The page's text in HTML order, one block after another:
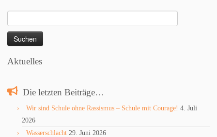
nach:
Aktuelles
Die letzten Beiträge…
Wir sind Schule ohne Rassismus – Schule mit Courage! 4. Juli
2026
Wasserschlacht 29. Juni 2026